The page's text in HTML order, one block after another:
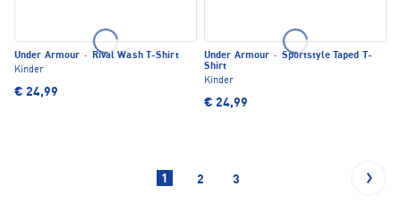
Under Armour ·
Rival Wash T-Shirt
Kinder
€ 24,99
Under Armour · Sportstyle Taped T-
Shirt
Kinder
€ 24,99
1 2 3